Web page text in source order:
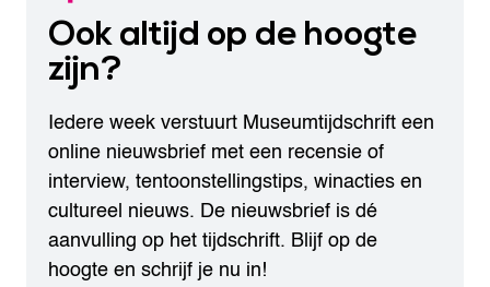
Ook altijd op de hoogte
zijn?
Iedere week verstuurt Museumtijdschrift een
online nieuwsbrief met een recensie of
interview, tentoonstellingstips, winacties en
cultureel nieuws. De nieuwsbrief is dé
aanvulling op het tijdschrift. Blijf op de
hoogte en schrijf je nu in!